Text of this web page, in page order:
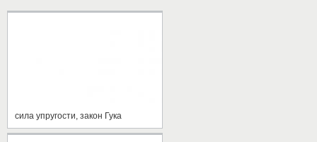
сила упругости, закон Гука